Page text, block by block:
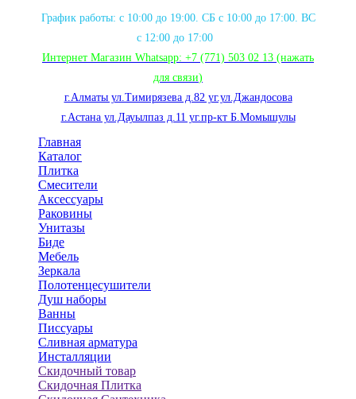
График работы: с 10:00 до 19:00. СБ с 10:00 до 17:00. ВС
с 12:00 до 17:00
Интернет Магазин Whatsapp: +7 (771) 503 02 13 (нажать
для связи)
г.Алматы ул.Тимирязева д.82 уг.ул.Джандосова
г.Астана ул.Дауылпаз д.11 уг.пр-кт Б.Момышулы
Главная
Каталог
Плитка
Смесители
Аксессуары
Раковины
Унитазы
Биде
Мебель
Зеркала
Полотенцесушители
Душ наборы
Ванны
Писсуары
Сливная арматура
Инсталляции
Скидочный товар
Скидочная Плитка